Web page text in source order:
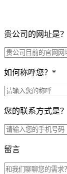
贵公司的网址是？
如何称呼您？ *
您的联系方式是？
留言